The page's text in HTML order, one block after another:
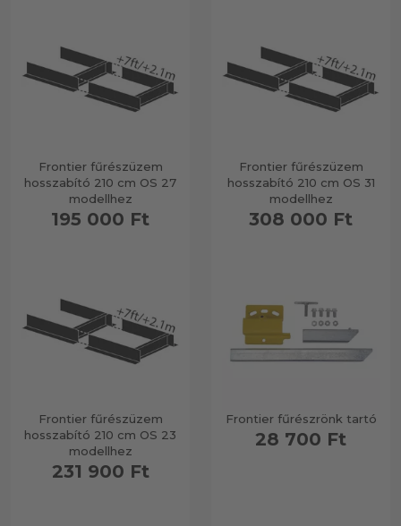
Frontier fűrészüzem
hosszabító 210 cm OS 27
modellhez
195 000 Ft
Frontier fűrészüzem
hosszabító 210 cm OS 31
modellhez
308 000 Ft
Frontier fűrészüzem
hosszabító 210 cm OS 23
modellhez
231 900 Ft
Frontier fűrészrönk tartó
28 700 Ft